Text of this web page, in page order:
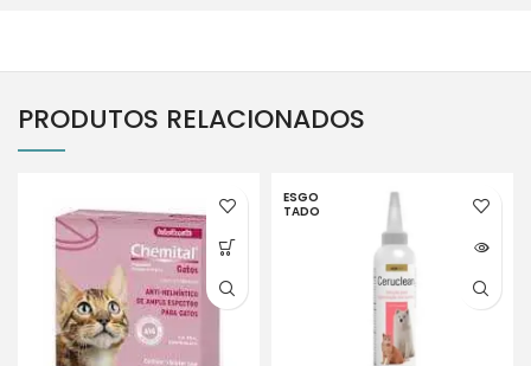
PRODUTOS RELACIONADOS
ESGO
TADO